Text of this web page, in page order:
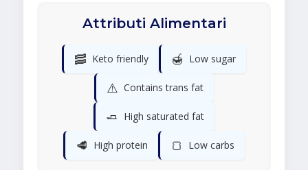
Attributi Alimentari
🥓 Keto friendly 🍯 Low sugar
⚠️ Contains trans fat
🧈 High saturated fat
🥩 High protein 🍞 Low carbs